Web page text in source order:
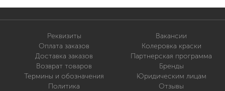
Реквизиты
Оплата заказов
Доставка заказов
Возврат товаров
Термины и обозначения
Политика
Вакансии
Колеровка краски
Партнерская программа
Бренды
Юридическим лицам
Отзывы